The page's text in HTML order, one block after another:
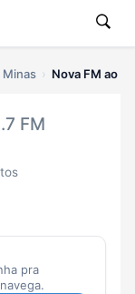
Minas Nova FM ao
FM
pra